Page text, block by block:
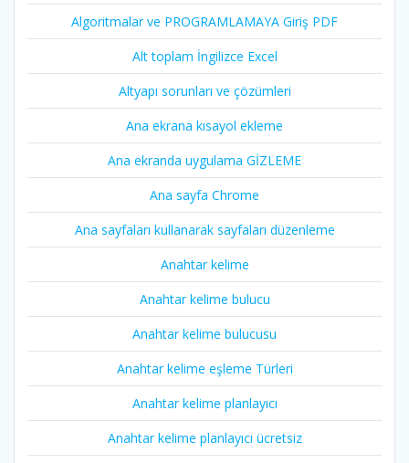
Algoritmalar ve PROGRAMLAMAYA Giriş PDF
Alt toplam İngilizce Excel
Altyapı sorunları ve çözümleri
Ana ekrana kısayol ekleme
Ana ekranda uygulama GİZLEME
Ana sayfa Chrome
Ana sayfaları kullanarak sayfaları düzenleme
Anahtar kelime
Anahtar kelime bulucu
Anahtar kelime bulucusu
Anahtar kelime eşleme Türleri
Anahtar kelime planlayıcı
Anahtar kelime planlayıcı ücretsiz